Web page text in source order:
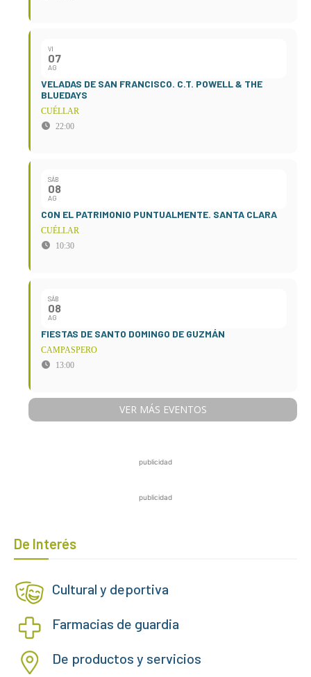
VI
07
AG
VELADAS DE SAN FRANCISCO. C.T. POWELL & THE
BLUEDAYS
CUÉLLAR
22:00
SÁB
08
AG
CON EL PATRIMONIO PUNTUALMENTE. SANTA CLARA
CUÉLLAR
10:30
SÁB
08
AG
FIESTAS DE SANTO DOMINGO DE GUZMÁN
CAMPASPERO
13:00
VER MÁS EVENTOS
publicidad
publicidad
De Interés
Cultural y deportiva
Farmacias de guardia
De productos y servicios